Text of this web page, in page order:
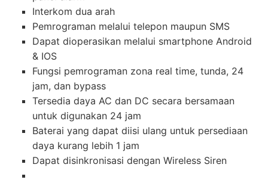
Interkom dua arah
Pemrograman melalui telepon maupun SMS
Dapat dioperasikan melalui smartphone Android
& IOS
Fungsi pemrograman zona real time, tunda, 24
jam, dan bypass
Tersedia daya AC dan DC secara bersamaan
untuk digunakan 24 jam
Baterai yang dapat diisi ulang untuk persediaan
daya kurang lebih 1 jam
Dapat disinkronisasi dengan Wireless Siren